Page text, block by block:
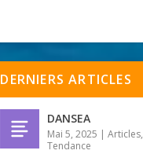
DERNIERS ARTICLES
DANSEA
Mai 5, 2025 |Articles,
Tendance